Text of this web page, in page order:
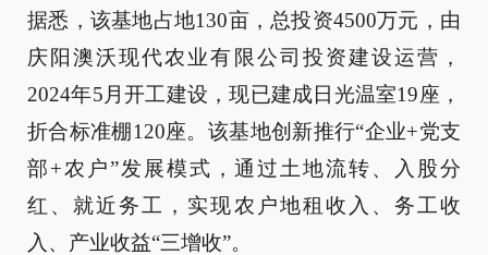
据悉，该基地占地130亩，总投资4500万元，由
庆阳澳沃现代农业有限公司投资建设运营，
2024年5月开工建设，现已建成日光温室19座，
折合标准棚120座。该基地创新推行“企业+党支
部+农户”发展模式，通过土地流转、入股分
红、就近务工，实现农户地租收入、务工收
入、产业收益“三增收”。